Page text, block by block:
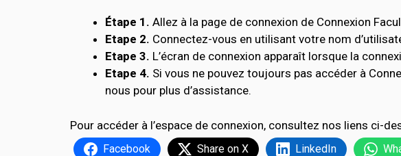
Étape 1. Allez à la page de connexion de Connexion
Etape 2. Connectez-vous en utilisant votre nom
Etape 3. L’écran de connexion apparaît lorsque la
Etape 4. Si vous ne pouvez toujours pas accéder à
nous pour plus d’assistance.
Pour accéder à l’espace de connexion, consultez nos liens ci-
Facebook Share on X LinkedIn